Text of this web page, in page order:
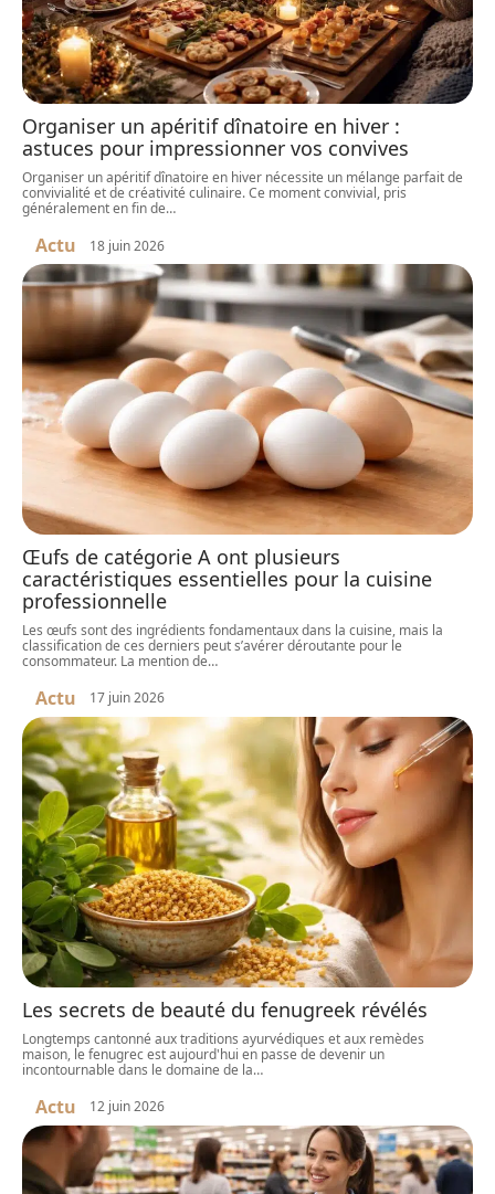
Organiser un apéritif dînatoire en hiver :
astuces pour impressionner vos convives
Organiser un apéritif dînatoire en hiver nécessite un mélange parfait de
convivialité et de créativité culinaire. Ce moment convivial, pris
généralement en fin de…
Actu 18 juin 2026
Œufs de catégorie A ont plusieurs
caractéristiques essentielles pour la cuisine
professionnelle
Les œufs sont des ingrédients fondamentaux dans la cuisine, mais la
classification de ces derniers peut s’avérer déroutante pour le
consommateur. La mention de…
Actu 17 juin 2026
Les secrets de beauté du fenugreek révélés
Longtemps cantonné aux traditions ayurvédiques et aux remèdes
maison, le fenugrec est aujourd'hui en passe de devenir un
incontournable dans le domaine de la…
Actu 12 juin 2026